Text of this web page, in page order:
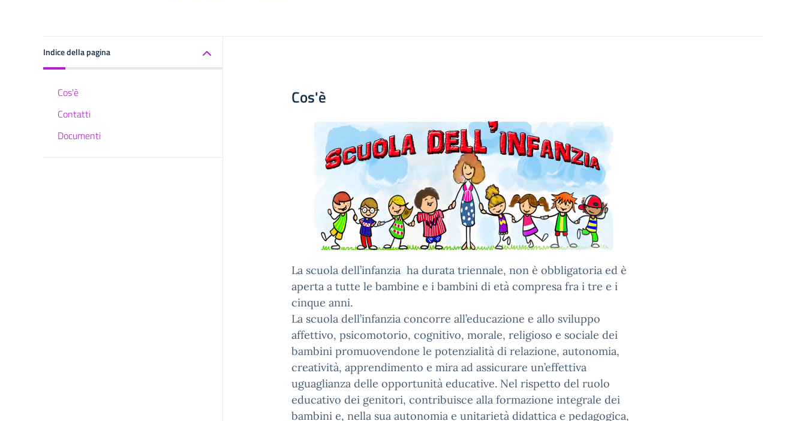
Indice della pagina
Cos'è
Contatti
Documenti
Cos'è
La scuola dell’infanzia ha durata triennale, non è obbligatoria ed è
aperta a tutte le bambine e i bambini di età compresa fra i tre e i
cinque anni.
La scuola dell’infanzia concorre all’educazione e allo sviluppo
affettivo, psicomotorio, cognitivo, morale, religioso e sociale dei
bambini promuovendone le potenzialità di relazione, autonomia,
creatività, apprendimento e mira ad assicurare un’effettiva
uguaglianza delle opportunità educative. Nel rispetto del ruolo
educativo dei genitori, contribuisce alla formazione integrale dei
bambini e, nella sua autonomia e unitarietà didattica e pedagogica,